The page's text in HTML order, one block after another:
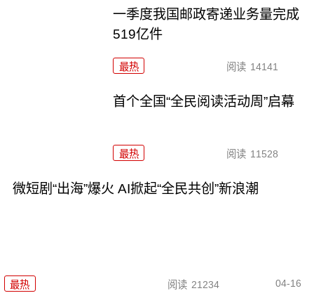
一季度我国邮政寄递业务量完成
519亿件
最热 阅读 14141
首个全国“全民阅读活动周”启幕
最热 阅读 11528
微短剧“出海”爆火 AI掀起“全民共创”新浪潮
最热 阅读 21234 04-16